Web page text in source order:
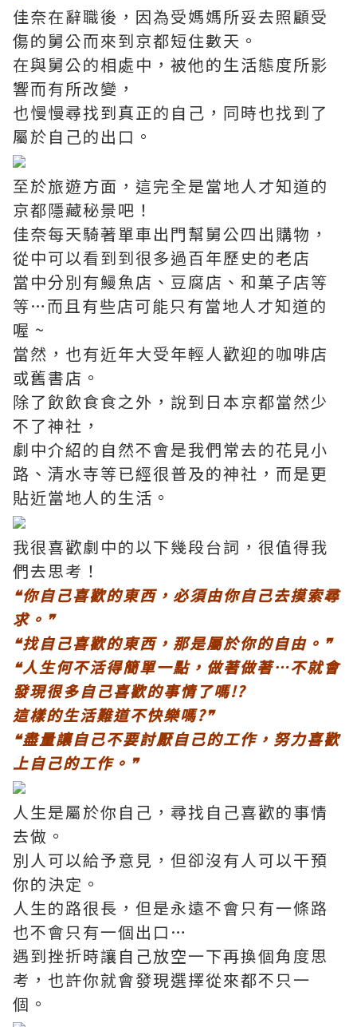
佳奈在辭職後，因為受媽媽所妥去照顧受
傷的舅公而來到京都短住數天。
在與舅公的相處中，被他的生活態度所影
響而有所改變，
也慢慢尋找到真正的自己，同時也找到了
屬於自己的出口。
至於旅遊方面，這完全是當地人才知道的
京都隱藏秘景吧！
佳奈每天騎著單車出門幫舅公四出購物，
從中可以看到到很多過百年歷史的老店
當中分別有鰻魚店、豆腐店、和菓子店等
等…而且有些店可能只有當地人才知道的
喔 ~
當然，也有近年大受年輕人歡迎的咖啡店
或舊書店。
除了飲飲食食之外，說到日本京都當然少
不了神社，
劇中介紹的自然不會是我們常去的花見小
路、清水寺等已經很普及的神社，而是更
貼近當地人的生活。
我很喜歡劇中的以下幾段台詞，很值得我
們去思考！
❝你自己喜歡的東西，必須由你自己去摸索尋
求。❞
❝找自己喜歡的東西，那是屬於你的自由。❞
❝人生何不活得簡單一點，做著做著…不就會
發現很多自己喜歡的事情了嗎!?
這樣的生活難道不快樂嗎?❞
❝盡量讓自己不要討厭自己的工作，努力喜歡
上自己的工作。❞
人生是屬於你自己，尋找自己喜歡的事情
去做。
別人可以給予意見，但卻沒有人可以干預
你的決定。
人生的路很長，但是永遠不會只有一條路
也不會只有一個出口…
遇到挫折時讓自己放空一下再換個角度思
考，也許你就會發現選擇從來都不只一
個。